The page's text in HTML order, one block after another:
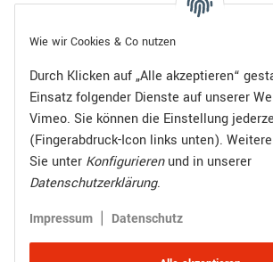
Wie wir Cookies & Co nutzen
Durch Klicken auf „Alle akzeptieren“
Einsatz folgender Dienste auf unserer
Vimeo. Sie können die Einstellung
(Fingerabdruck-Icon links unten).
Sie unter Konfigurierenund in unserer
Datenschutzerklärung.
Impressum Datenschutz
Gesetzliche Informationen
Bezahlen Sie bequem per:
Zugestellt durch: